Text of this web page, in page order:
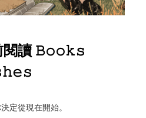
閱讀 𝙱𝚘𝚘𝚔𝚜
定從現在開始。